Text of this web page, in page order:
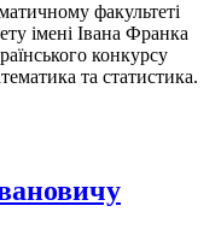
факультеті
імені Івана Франка
конкурсу
та статистика.